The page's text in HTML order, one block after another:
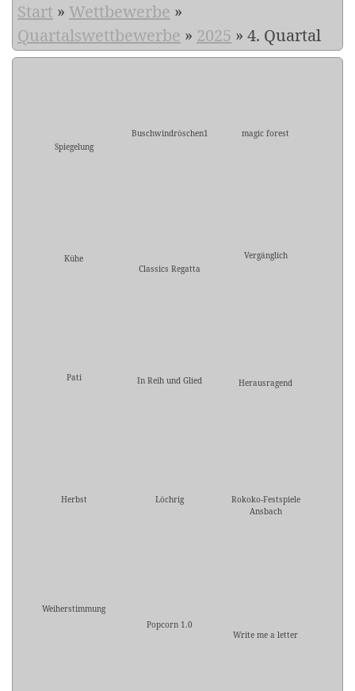
Start » Wettbewerbe »
Quartalswettbewerbe » 2025 » 4. Quartal
Spiegelung
Buschwindröschen1 magic forest
Kühe
Classics Regatta
Vergänglich
Pati In Reih und Glied Herausragend
Herbst Löchrig
Rokoko-Festspiele
Ansbach
Weiherstimmung
Popcorn 1.0
Write me a letter